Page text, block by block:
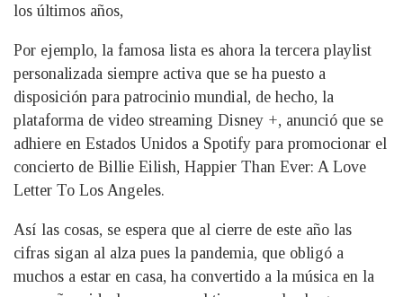
los últimos años,
Por ejemplo, la famosa lista es ahora la tercera playlist
personalizada siempre activa que se ha puesto a
disposición para patrocinio mundial, de hecho, la
plataforma de video streaming Disney +, anunció que se
adhiere en Estados Unidos a Spotify para promocionar el
concierto de Billie Eilish, Happier Than Ever: A Love
Letter To Los Angeles.
Así las cosas, se espera que al cierre de este año las
cifras sigan al alza pues la pandemia, que obligó a
muchos a estar en casa, ha convertido a la música en la